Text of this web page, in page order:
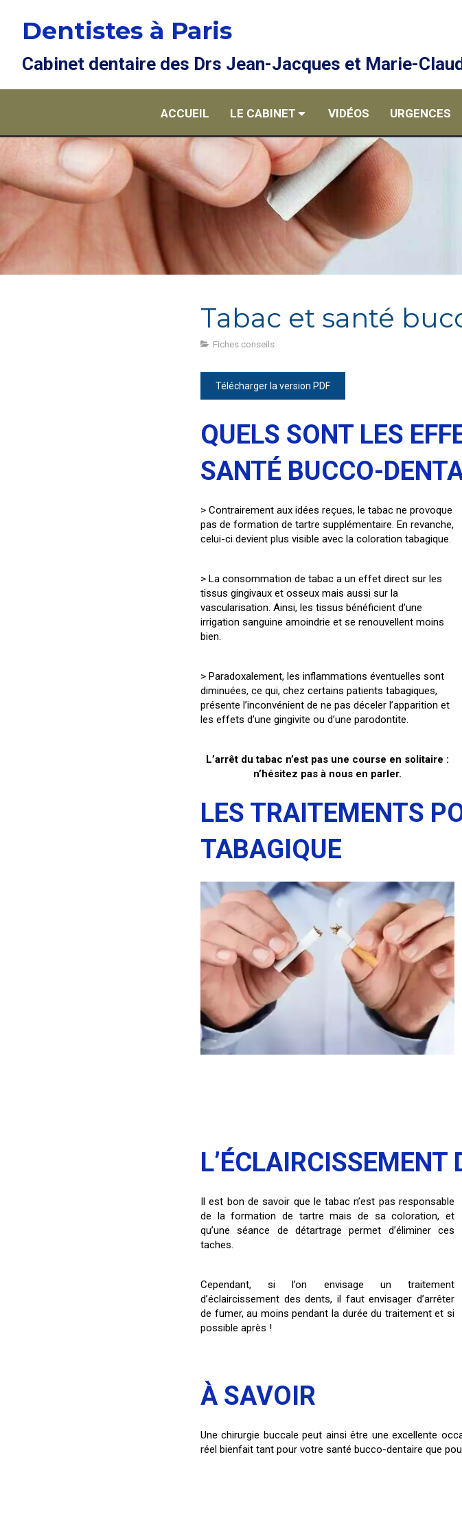
Dentistes à Paris
Cabinet dentaire des Drs Jean-Jacques et Marie-
ACCUEIL LE CABINET VIDÉOS URGENCES
Tabac et santé
Fiches conseils
Télécharger la version PDF
QUELS SONT LES
SANTÉ BUCCO-
> Contrairement aux idées reçues, le tabac ne provoque
pas de formation de tartre supplémentaire. En revanche,
celui-ci devient plus visible avec la coloration tabagique.
> La consommation de tabac a un effet direct sur les
tissus gingivaux et osseux mais aussi sur la
vascularisation. Ainsi, les tissus bénéficient d’une
irrigation sanguine amoindrie et se renouvellent moins
bien.
> Paradoxalement, les inflammations éventuelles sont
diminuées, ce qui, chez certains patients tabagiques,
présente l’inconvénient de ne pas déceler l’apparition et
les effets d’une gingivite ou d’une parodontite.
L’arrêt du tabac n’est pas une course en solitaire :
n’hésitez pas à nous en parler.
LES TRAITEMENTS
TABAGIQUE
L’ÉCLAIRCISSEMENT
Il est bon de savoir que le tabac n’est pas responsable
de la formation de tartre mais de sa coloration, et
qu’une séance de détartrage permet d’éliminer ces
taches.
Cependant, si l’on envisage un traitement
d’éclaircissement des dents, il faut envisager d’arrêter
de fumer, au moins pendant la durée du traitement et si
possible après !
À SAVOIR
Une chirurgie buccale peut ainsi être une excellente
réel bienfait tant pour votre santé bucco-dentaire que